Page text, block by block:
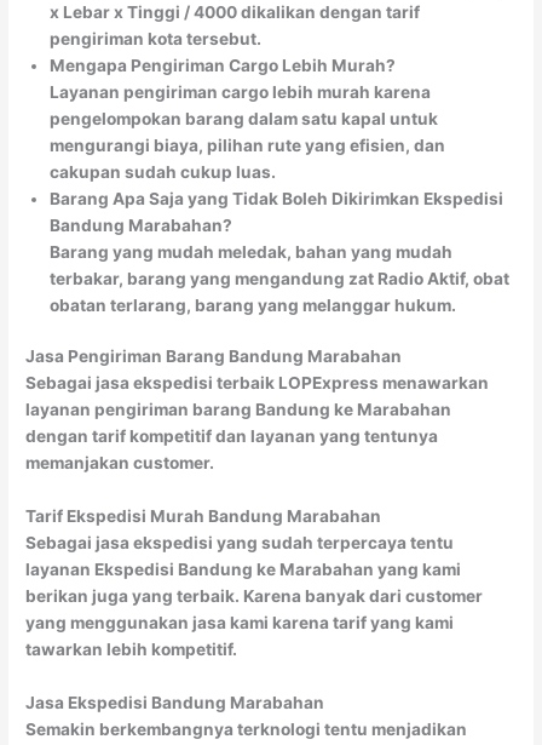
x Lebar x Tinggi / 4000 dikalikan dengan tarif
pengiriman kota tersebut.
Mengapa Pengiriman Cargo Lebih Murah?
Layanan pengiriman cargo lebih murah karena
pengelompokan barang dalam satu kapal untuk
mengurangi biaya, pilihan rute yang efisien, dan
cakupan sudah cukup luas.
Barang Apa Saja yang Tidak Boleh Dikirimkan Ekspedisi
Bandung Marabahan?
Barang yang mudah meledak, bahan yang mudah
terbakar, barang yang mengandung zat Radio Aktif, obat
obatan terlarang, barang yang melanggar hukum.
Jasa Pengiriman Barang Bandung Marabahan
Sebagai jasa ekspedisi terbaik LOPExpress menawarkan
layanan pengiriman barang Bandung ke Marabahan
dengan tarif kompetitif dan layanan yang tentunya
memanjakan customer.
Tarif Ekspedisi Murah Bandung Marabahan
Sebagai jasa ekspedisi yang sudah terpercaya tentu
layanan Ekspedisi Bandung ke Marabahan yang kami
berikan juga yang terbaik. Karena banyak dari customer
yang menggunakan jasa kami karena tarif yang kami
tawarkan lebih kompetitif.
Jasa Ekspedisi Bandung Marabahan
Semakin berkembangnya terknologi tentu menjadikan